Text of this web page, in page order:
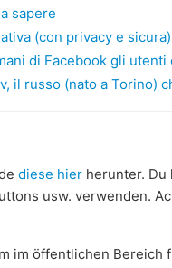
sapere
(con privacy e
di Facebook gli
il russo (nato a Torino)
diese hier herunter.
usw. verwenden.
im öffentlichen Bereich